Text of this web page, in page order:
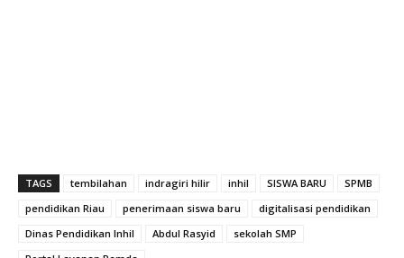
TAGS tembilahan indragiri hilir inhil SISWA BARU
SPMB
pendidikan Riau
penerimaan siswa baru
digitalisasi pendidikan
Dinas Pendidikan Inhil
Abdul Rasyid
sekolah SMP